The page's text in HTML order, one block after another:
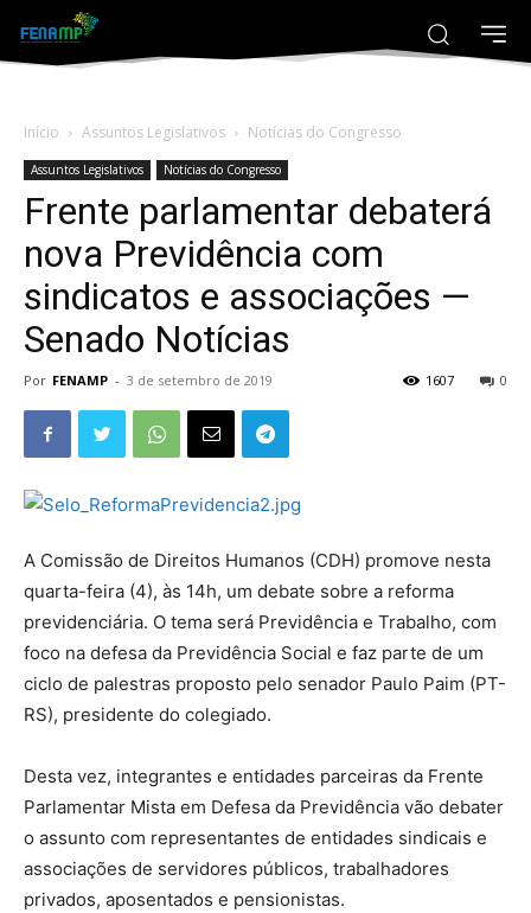
Início Assuntos Legislativos Notícias do Congresso
Assuntos Legislativos Notícias do Congresso
Frente parlamentar debaterá
nova Previdência com
sindicatos e associações —
Senado Notícias
Por FENAMP - 3 de setembro de 2019 0
1607
A Comissão de Direitos Humanos (CDH) promove nesta
quarta-feira (4), às 14h, um debate sobre a reforma
previdenciária. O tema será Previdência e Trabalho, com
foco na defesa da Previdência Social e faz parte de um
ciclo de palestras proposto pelo senador Paulo Paim (PT-
RS), presidente do colegiado.
Desta vez, integrantes e entidades parceiras da Frente
Parlamentar Mista em Defesa da Previdência vão debater
o assunto com representantes de entidades sindicais e
associações de servidores públicos, trabalhadores
privados, aposentados e pensionistas.